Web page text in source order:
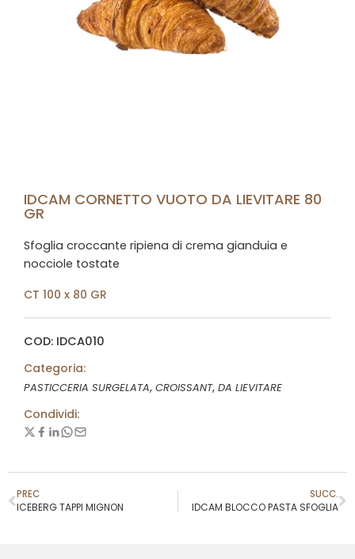
IDCAM CORNETTO VUOTO DA LIEVITARE 80
GR
Sfoglia croccante ripiena di crema gianduia e
nocciole tostate
CT 100 x 80 GR
COD: IDCA010
Categoria:
PASTICCERIA SURGELATA, CROISSANT, DA LIEVITARE
Condividi:
PREC
ICEBERG TAPPI MIGNON
SUCC.
IDCAM BLOCCO PASTA SFOGLIA